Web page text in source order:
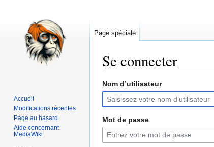
Se connecter
Aller
la
navigation
Aller
la
recherche
Nom d’utilisateur
Mot de passe
Page spéciale
Accueil
Modifications récentes
Page au hasard
Aide concernant
MediaWiki